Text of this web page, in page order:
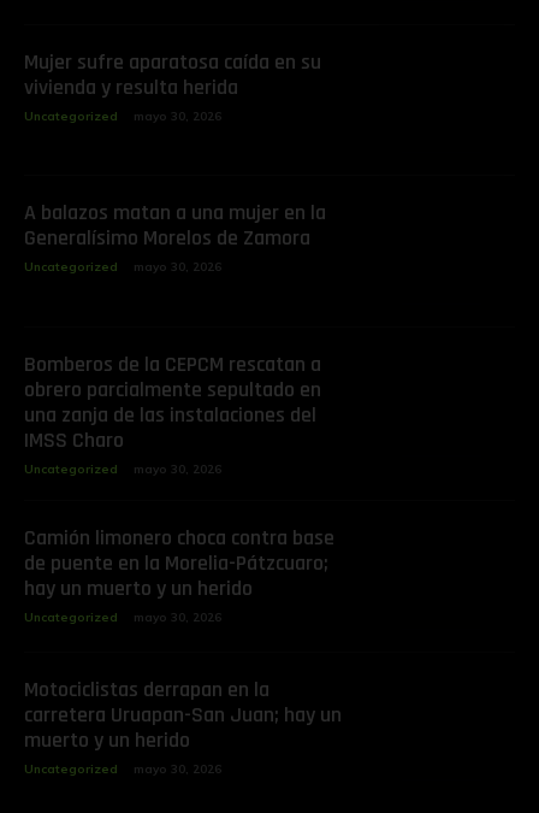
Mujer sufre aparatosa caída en su
vivienda y resulta herida
Uncategorized mayo 30, 2026
A balazos matan a una mujer en la
Generalísimo Morelos de Zamora
Uncategorized mayo 30, 2026
Bomberos de la CEPCM rescatan a
obrero parcialmente sepultado en
una zanja de las instalaciones del
IMSS Charo
Uncategorized mayo 30, 2026
Camión limonero choca contra base
de puente en la Morelia-Pátzcuaro;
hay un muerto y un herido
Uncategorized mayo 30, 2026
Motociclistas derrapan en la
carretera Uruapan-San Juan; hay un
muerto y un herido
Uncategorized mayo 30, 2026